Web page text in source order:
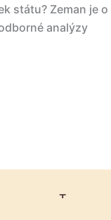
státu? Zeman je o
analýzy